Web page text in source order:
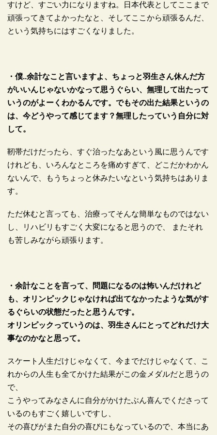
すけど、すごい力になりますね。日本代表としてここまで
頑張ってきてよかったなと、そしてここから頑張るんだ、
という気持ちにはすごくなりました。
・僕..余計なこと言いますよ、ちょっと羽生さん休んだ方
がいいんじゃないかなって思うぐらい、無理して出たって
いうのがよーくわかるんです。でもその出た結果というの
は、今どうやって感じてます？無理したっていう自分に対
して。
靭帯だけだったら、すぐ治ったなあという風に思うんです
けれども、いろんなところを痛めすぎて、どこだかわかん
ないんで、もうちょっと休みたいなという気持ちはありま
す。
ただ休むと言っても、治療ってそんな簡単なものではない
し、リハビリもすごく大変になると思うので、 またそれ
も苦しみながら頑張ります。
・余計なことを言って、問題になるのは怖いんだけれど
も、オリンピックじゃなければ出てなかったような気がす
るぐらいの状態だったと思うんです。
オリンピックっていうのは、羽生さんにとってどれだけ大
事なのかなと思って。
スケート人生だけじゃなくて、今までだけじゃなくて、こ
れからの人生も全てかけた結果がこの金メダルだと思うの
で、
こうやってみなさんに自分がかけたぶん喜んでくださって
いるのもすごく嬉しいですし、
その喜びがまた自分の喜びにもなっているので、本当にあ